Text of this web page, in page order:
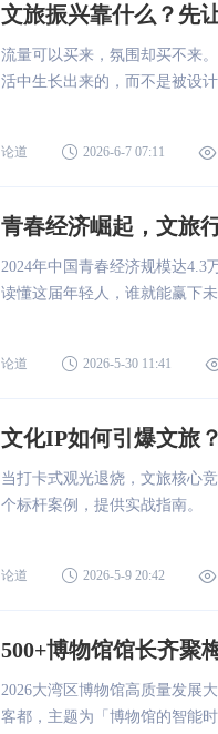
文旅振兴靠什么？先
流量可以买来，氛围却买不来
活中生长出来的，而不是被设
论道 2026-6-7 07:11
青春经济崛起，文旅
2024年中国青春经济规模达4.3
读懂这届年轻人，谁就能赢下未
论道 2026-5-30 11:41
文化IP如何引爆文旅？
当打卡式观光退烧，文旅核心
个标杆案例，提供实战指南。
论道 2026-5-9 20:42
500+博物馆馆长齐聚
2026大湾区博物馆高质量发展
客都，主题为「博物馆的智能